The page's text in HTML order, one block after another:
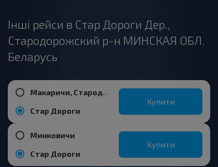
Інші рейси в Стар Дороги Дер.,
Стародорожский р-н МИНСКАЯ ОБЛ.
Беларусь
Макаричи, Стародорожский р-н МИНСКАЯ ОБЛ. Беларусь
Стар Дороги
Купити
Минковичи
Стар Дороги
Купити